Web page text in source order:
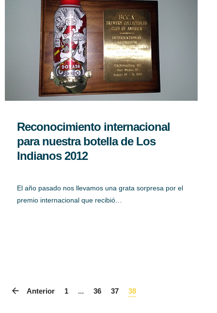
Reconocimiento internacional
para nuestra botella de Los
Indianos 2012
El año pasado nos llevamos una grata sorpresa por el
premio internacional que recibió…
Anterior 1 ... 36 37 38